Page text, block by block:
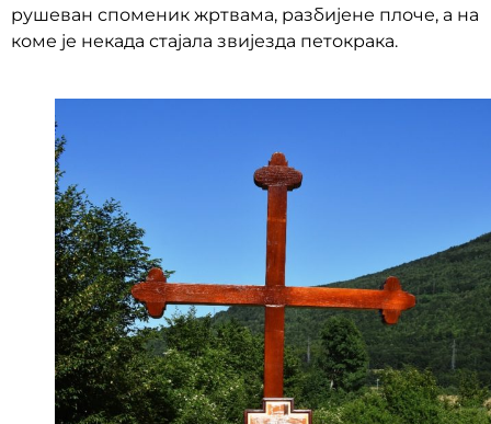
рушеван споменик жртвама, разбијене плоче, а на
коме је некада стајала звијезда петокрака.